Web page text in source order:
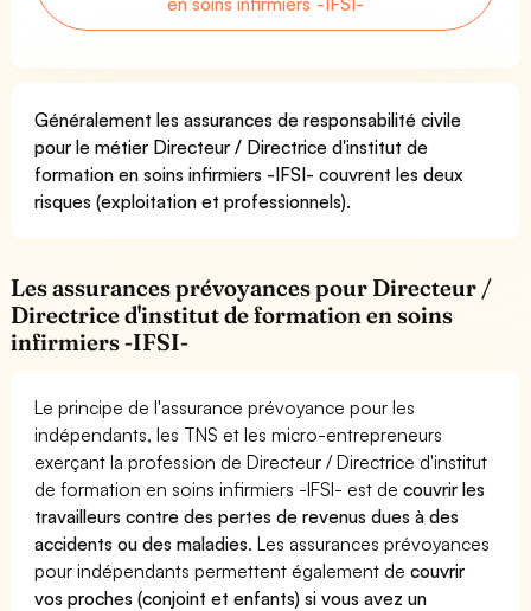
Généralement les assurances de responsabilité civile
pour le métier Directeur / Directrice d'institut de
formation en soins infirmiers -IFSI- couvrent les deux
risques (exploitation et professionnels).
Les assurances prévoyances pour Directeur /
Directrice d'institut de formation en soins
infirmiers -IFSI-
Le principe de l'assurance prévoyance pour les
indépendants, les TNS et les micro-entrepreneurs
exerçant la profession de Directeur / Directrice d'institut
de formation en soins infirmiers -IFSI- est decouvrir les
travailleurs contre des pertes de revenus dues à des
accidents ou des maladies. Les assurances prévoyances
pour indépendants permettent également decouvrir
vos proches (conjoint et enfants) si vous avez un